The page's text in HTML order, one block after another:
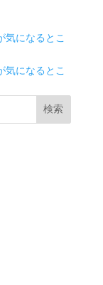
気になるとこ
気になるとこ
検索